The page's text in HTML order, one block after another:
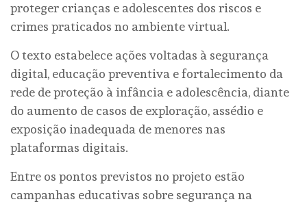
proteger crianças e adolescentes dos riscos e
crimes praticados no ambiente virtual.
O texto estabelece ações voltadas à segurança
digital, educação preventiva e fortalecimento da
rede de proteção à infância e adolescência, diante
do aumento de casos de exploração, assédio e
exposição inadequada de menores nas
plataformas digitais.
Entre os pontos previstos no projeto estão
campanhas educativas sobre segurança na